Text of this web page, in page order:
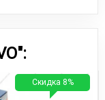
Скидка 8%